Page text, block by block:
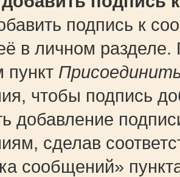
подпись к
в личном
чтобы подпись
добавление
сделав
сообщений»